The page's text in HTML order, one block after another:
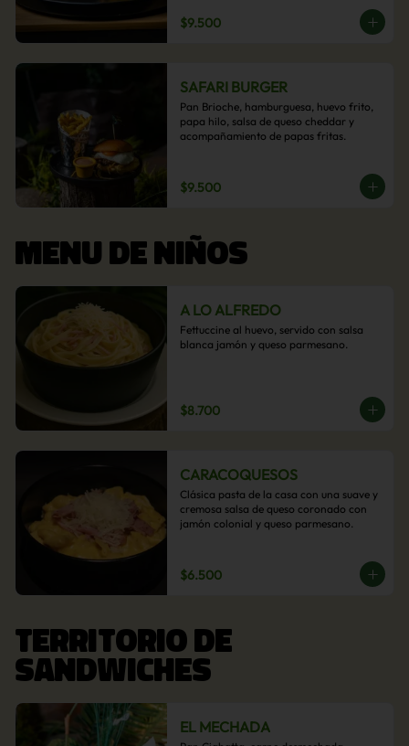
papas fritas.
$9.500
SAFARI BURGER
Pan Brioche, hamburguesa, huevo frito,
papa hilo, salsa de queso cheddar y
acompañamiento de papas fritas.
$9.500
MENU DE NIÑOS
A LO ALFREDO
Fettuccine al huevo, servido con salsa
blanca jamón y queso parmesano.
$8.700
CARACOQUESOS
Clásica pasta de la casa con una suave y
cremosa salsa de queso coronado con
jamón colonial y queso parmesano.
$6.500
TERRITORIO DE
SANDWICHES
EL MECHADA